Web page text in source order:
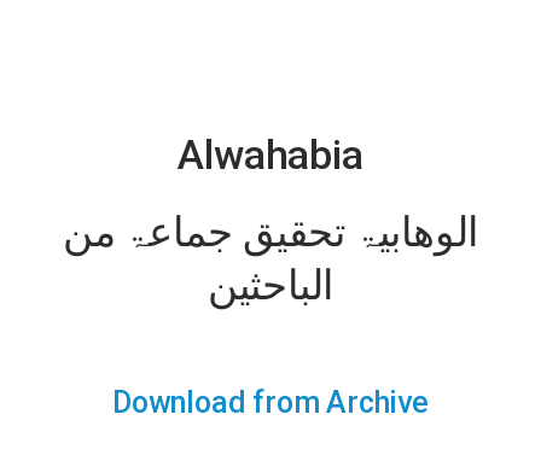
Alwahabia
الوھابیۃ تحقیق جماعۃ من
الباحثین
Download from Archive